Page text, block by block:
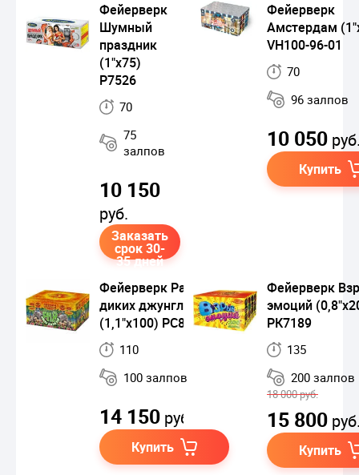
Фейерверк
Шумный
праздник
(1"х75)
Р7526
70
75
залпов
10 150
руб.
Заказать
срок 30-
35 дней
Фейерверк
Амстердам
VH100-96-01
70
96 залпов
10 050
Купить
Фейерверк Рай
диких джунглей
(1,1"х100) РС8671
110
100 залпов
14 150 руб.
Купить
Фейерверк
эмоций
РК7189
135
200 залпов
18 000 руб.
15 800
Купить